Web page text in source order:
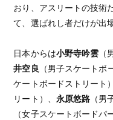
おり、アスリートの技術
て、選ばれし者だけが出
日本からは小野寺吟雲
井空良 （男子スケート
ケートボードストリート）
リート）、 永原悠路 （
（女子スケートボードパ